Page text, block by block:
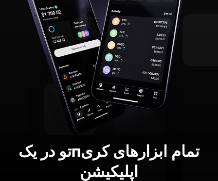
تمام ابزارهای کریпتو در یک
اپلیکیشن